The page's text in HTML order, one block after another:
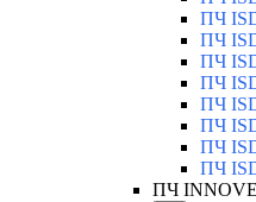
ПЧ
ПЧ
ПЧ
ПЧ
ПЧ
ПЧ
ПЧ
ПЧ
ПЧ